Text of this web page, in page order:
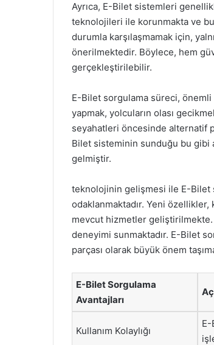
Ayrıca, E-Bilet sistemleri
teknolojileri ile korunmakta ve
durumla karşılaşmamak için,
önerilmektedir. Böylece, hem
gerçekleştirilebilir.
E-Bilet sorgulama süreci,
yapmak, yolcuların olası
seyahatleri öncesinde alternatif
Bilet sisteminin sunduğu bu gibi
gelmiştir.
teknolojinin gelişmesi ile E-Bilet
odaklanmaktadır. Yeni özellikler,
mevcut hizmetler geliştirilmekte.
deneyimi sunmaktadır. E-Bilet
parçası olarak büyük önem
E-Bilet Sorgulama
Avantajları
Kullanım Kolaylığı
E-